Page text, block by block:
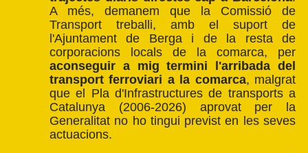
A més, demanem que la Comissió de
Transport treballi, amb el suport de
l'Ajuntament de Berga i de la resta de
corporacions locals de la comarca, per
aconseguir a mig termini l'arribada del
transport ferroviari a la comarca, malgrat
que el Pla d'Infrastructures de transports a
Catalunya (2006-2026) aprovat per la
Generalitat no ho tingui previst en les seves
actuacions.